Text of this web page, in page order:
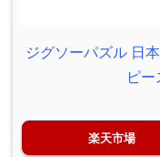
ジグソーパズル 日
ピー
楽天市場